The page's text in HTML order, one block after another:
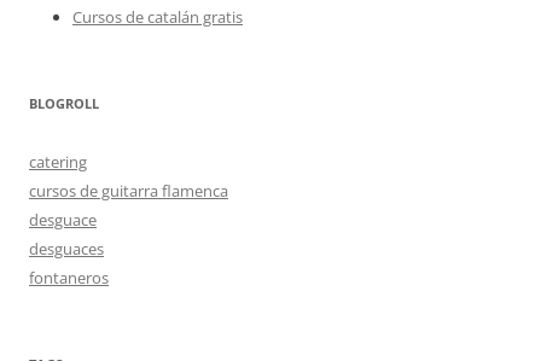
Cursos de catalán gratis
BLOGROLL
catering
cursos de guitarra flamenca
desguace
desguaces
fontaneros